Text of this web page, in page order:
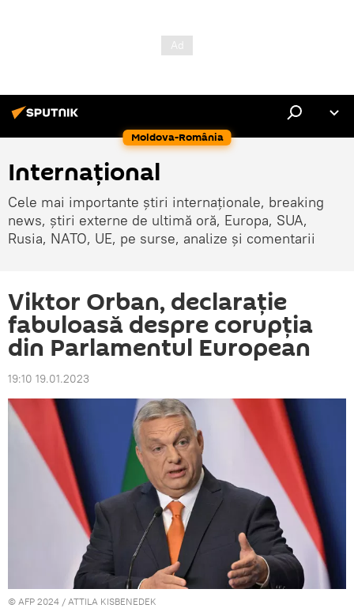
Moldova-România
Internaţional
Cele mai importante știri internaționale, breaking
news, știri externe de ultimă oră, Europa, SUA,
Rusia, NATO, UE, pe surse, analize și comentarii
Viktor Orban, declaraţie
fabuloasă despre corupţia
din Parlamentul European
19:10 19.01.2023
© AFP 2024 / ATTILA KISBENEDEK